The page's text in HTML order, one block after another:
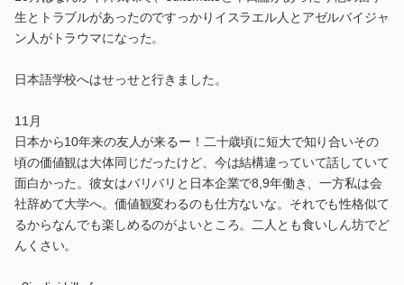
生とトラブルがあったのですっかりイスラエル人とアゼルバイジャ
ン人がトラウマになった。
日本語学校へはせっせと行きました。
11月
日本から10年来の友人が来るー！二十歳頃に短大で知り合いその
頃の価値観は大体同じだったけど、今は結構違っていて話していて
面白かった。彼女はバリバリと日本企業で8,9年働き、一方私は会
社辞めて大学へ。価値観変わるのも仕方ないな。それでも性格似て
るからなんでも楽しめるのがよいところ。二人とも食いしん坊でど
んくさい。